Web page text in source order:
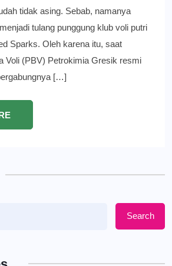
tidak asing. Sebab, namanya
tulang punggung klub voli putri
Sparks. Oleh karena itu, saat
Voli (PBV) Petrokimia Gresik resmi
[…]
Search